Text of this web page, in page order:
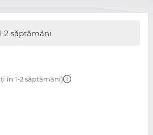
2 săptămâni
în 1-2 săptămâni)